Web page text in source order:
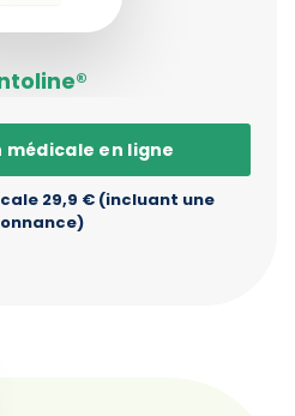
en ligne
29,9 € (incluant une